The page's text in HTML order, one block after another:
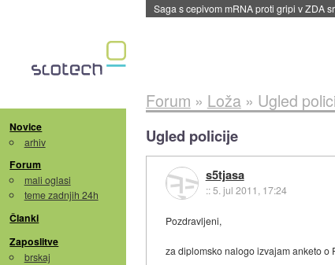
BMW v vozilih začel predvajati reklame::
Novice
arhiv
Forum
mali oglasi
teme zadnjih 24h
Članki
Zaposlitve
brskaj
Forum » Loža» Ugled
Ugled policije
s5tjasa
::5. jul 2011, 17:24
Pozdravljeni,
za diplomsko nalogo izvajam anketo o